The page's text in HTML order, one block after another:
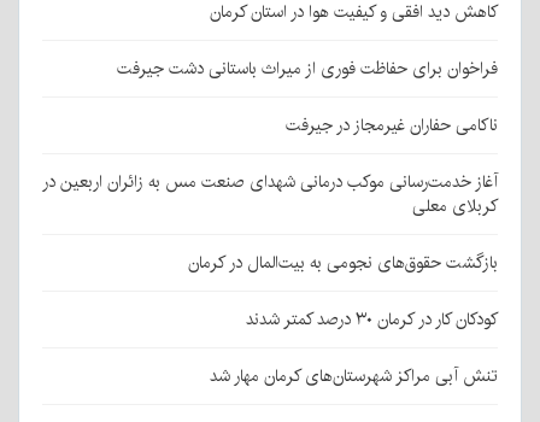
کاهش دید افقی و کیفیت هوا در استان کرمان
فراخوان برای حفاظت فوری از میراث باستانی دشت جیرفت
ناکامی حفاران غیرمجاز در جیرفت
آغاز خدمت‌رسانی موکب درمانی شهدای صنعت مس به زائران اربعین در
کربلای معلی
بازگشت حقوق‌های نجومی به بیت‌المال در کرمان
کودکان کار در کرمان ۳۰ درصد کمتر شدند
تنش آبی مراکز شهرستان‌های کرمان مهار شد